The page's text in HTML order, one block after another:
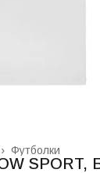
Футболки
›
SPORT,